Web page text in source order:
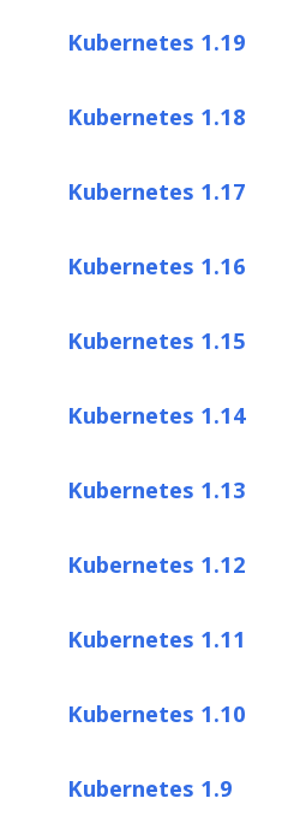
Kubernetes 1.19
Kubernetes 1.18
Kubernetes 1.17
Kubernetes 1.16
Kubernetes 1.15
Kubernetes 1.14
Kubernetes 1.13
Kubernetes 1.12
Kubernetes 1.11
Kubernetes 1.10
Kubernetes 1.9